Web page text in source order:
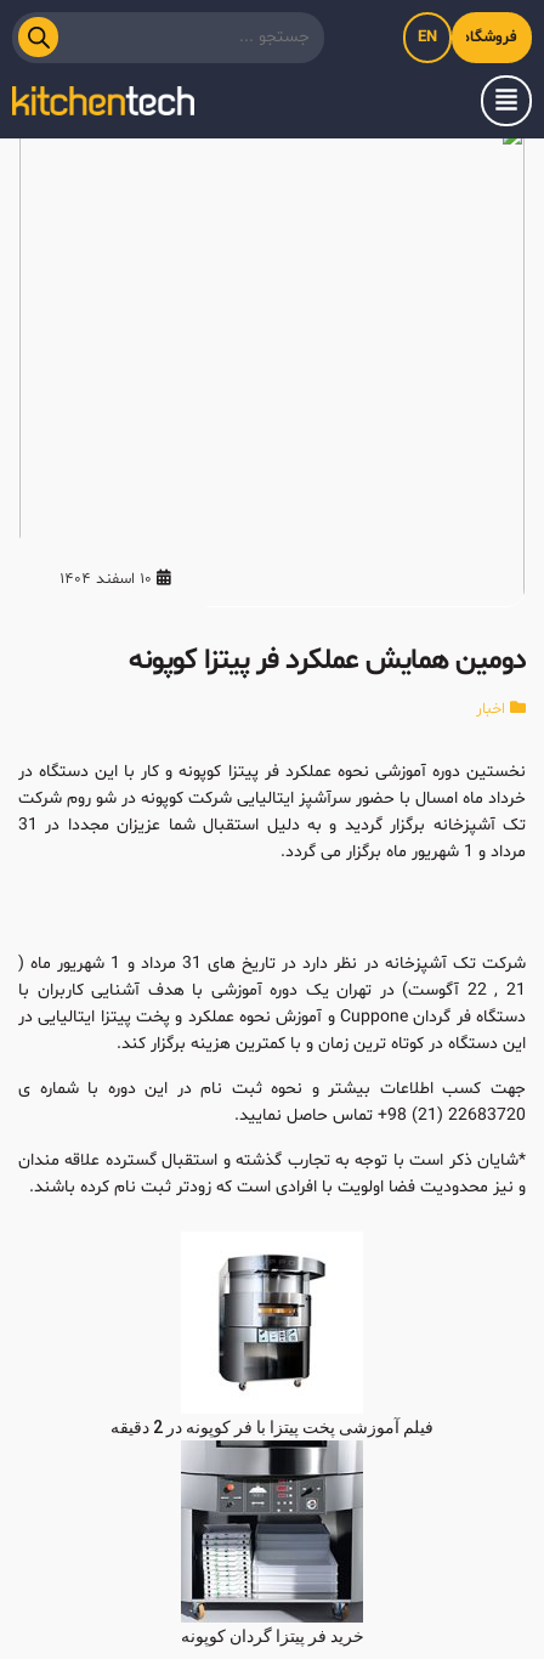
فروشگاه اینترنتی کیت‌لاین
EN
دومین همایش عملکرد فر پیتزا کوپونه
اخبار
نخستین دوره آموزشی نحوه عملکرد فر پیتزا کوپونه و کار با این دستگاه در
خرداد ماه امسال با حضور سرآشپز ایتالیایی شرکت کوپونه در شو روم شرکت
تک آشپزخانه برگزار گردید و به دلیل استقبال شما عزیزان مجددا در 31
مرداد و 1 شهریور ماه برگزار می گردد.
شرکت تک آشپزخانه در نظر دارد در تاریخ های 31 مرداد و 1 شهریور ماه (
21 , 22 آگوست) در تهران یک دوره آموزشی با هدف آشنایی کاربران با
دستگاه فر گردان Cuppone و آموزش نحوه عملکرد و پخت پیتزا ایتالیایی در
این دستگاه در کوتاه ترین زمان و با کمترین هزینه برگزار کند.
جهت کسب اطلاعات بیشتر و نحوه ثبت نام در این دوره با شماره ی
22683720 (21) 98+ تماس حاصل نمایید.
*شایان ذکر است با توجه به تجارب گذشته و استقبال گسترده علاقه مندان
و نیز محدودیت فضا اولویت با افرادی است که زودتر ثبت نام کرده باشند.
فیلم آموزشی پخت پیتزا با فر کوپونه در 2 دقیقه
خرید فر پیتزا گردان کوپونه